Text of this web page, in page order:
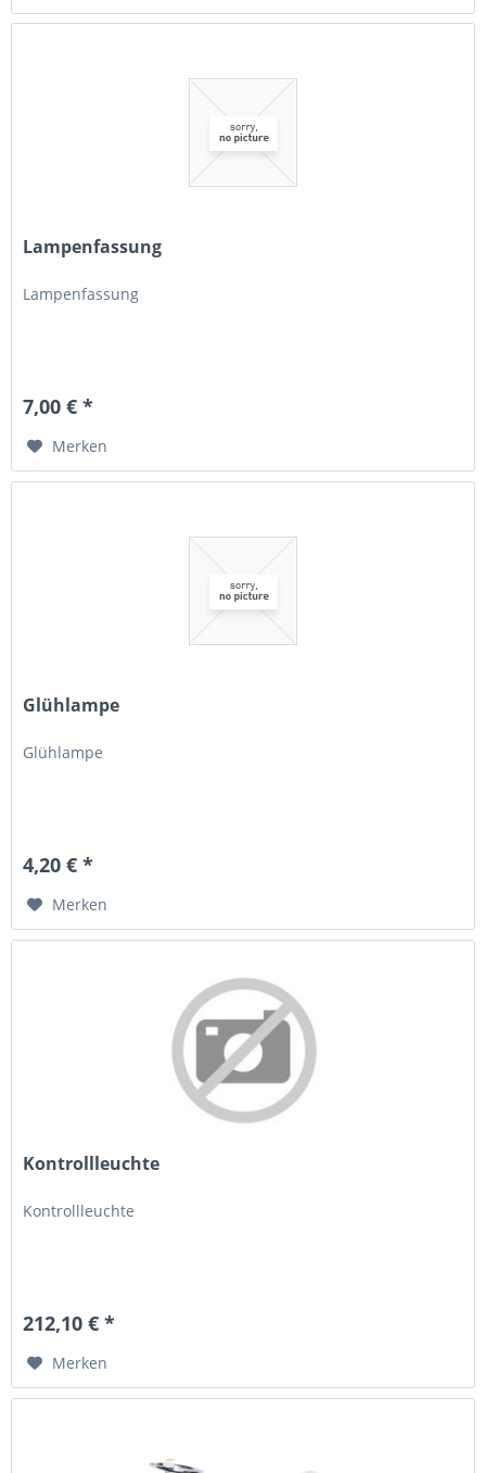
Lampenfassung
Lampenfassung
7,00 € *
Merken
Glühlampe
Glühlampe
4,20 € *
Merken
Kontrollleuchte
Kontrollleuchte
212,10 € *
Merken